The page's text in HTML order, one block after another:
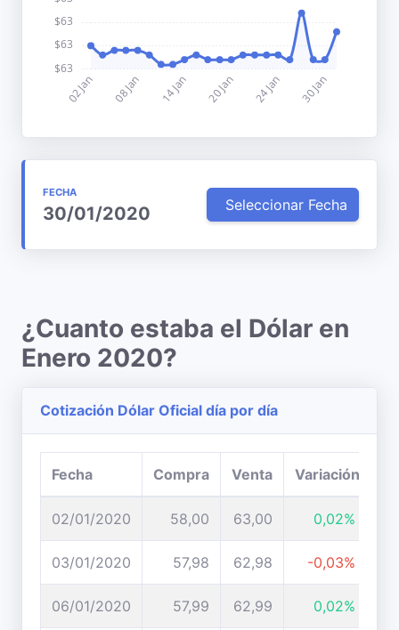
FECHA
30/01/2020 Seleccionar Fecha
¿Cuanto estaba el Dólar en
Enero 2020?
Cotización Dólar Oficial día por día
Fecha Compra Venta Variación
02/01/2020 58,00 63,00 0,02%
03/01/2020 57,98 62,98 -0,03%
06/01/2020 57,99 62,99 0,02%